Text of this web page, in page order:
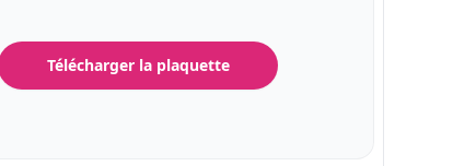
Télécharger la plaquette